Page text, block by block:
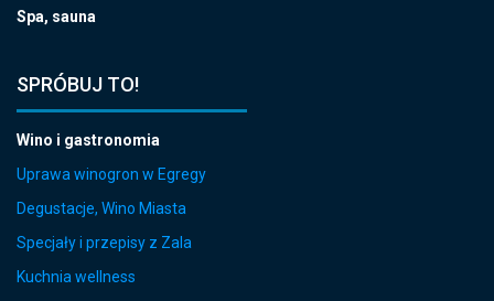
Spa, sauna
SPRÓBUJ TO!
Wino i gastronomia
Uprawa winogron w Egregy
Degustacje, Wino Miasta
Specjały i przepisy z Zala
Kuchnia wellness